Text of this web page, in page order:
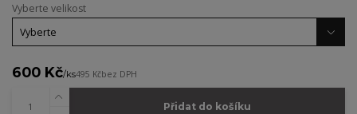
Vyberte velikost
600 Kč/ks495 Kčbez DPH
Přidat do košíku